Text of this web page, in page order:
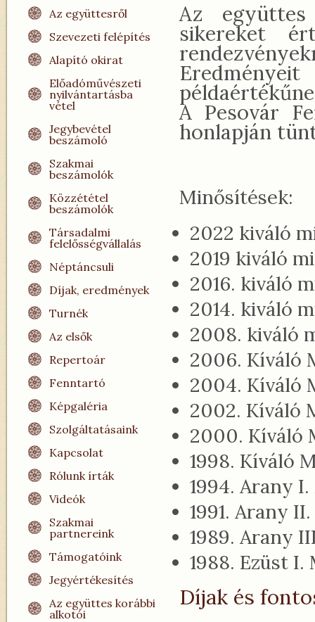
Az együttesről
Szevezeti felépítés
Alapító okirat
Előadóművészeti
nyilvántartásba
vétel
Jegybevétel
beszámoló
Szakmai
beszámolók
Közzététel
beszámolók
Társadalmi
felelősségvállalás
Néptáncsuli
Díjak, eredmények
Turnék
Az elsők
Repertoár
Fenntartó
Képgaléria
Szolgáltatásaink
Kapcsolat
Rólunk írták
Videók
Szakmai
partnereink
Támogatóink
Jegyértékesítés
Az együttes korábbi
alkotói
Az
sikereket
A Pesovár
honlapján
Minősítések:
2022 kiváló
2019 kiváló
2016. kiváló
2014. kiváló
2008. kiváló
2006. Kíváló
2004. Kíváló
2002. Kíváló
2000. Kíváló
1998. Kíváló
1994. Arany
1991. Arany
1989. Arany
1988. Ezüst
Díjak és